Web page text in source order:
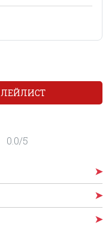
0.0/5
➤
➤
➤